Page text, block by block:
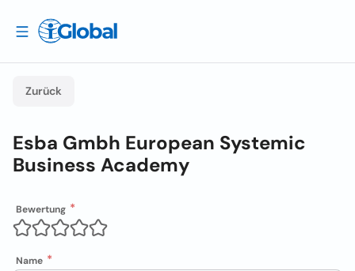
Zurück
Esba Gmbh European Systemic
Business Academy
Bewertung
Name